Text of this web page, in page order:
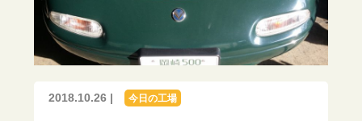
2018.10.26 | 今日の工場